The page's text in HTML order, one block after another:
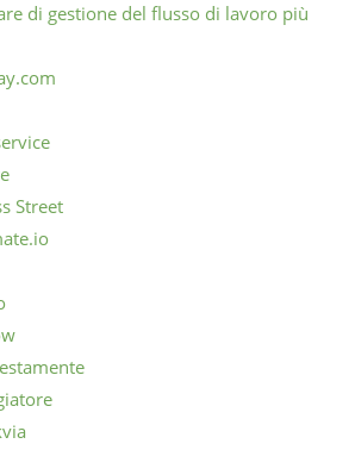
di gestione del flusso di lavoro più
Street